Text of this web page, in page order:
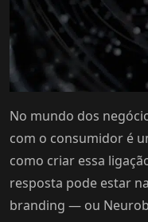
No mundo dos
com o consumidor é
como criar essa
resposta pode estar
branding — ou